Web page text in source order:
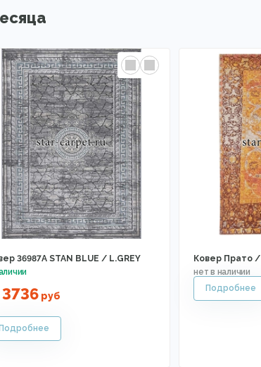
36987A STAN BLUE / L.GREY
3736 руб
Ковер Прато /